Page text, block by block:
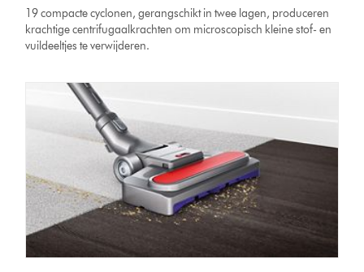
19 compacte cyclonen, gerangschikt in twee lagen, produceren
krachtige centrifugaalkrachten om microscopisch kleine stof- en
vuildeeltjes te verwijderen.